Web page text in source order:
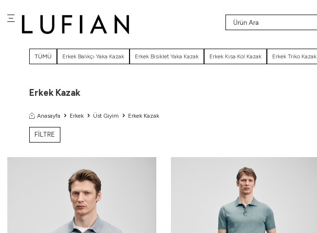
TÜMÜ Erkek Balıkçı Yaka Kazak Erkek Bisiklet Yaka Kazak Erkek Kısa Kol Kazak Erkek Triko Kazak
Erkek Kazak
Anasayfa Erkek Üst Giyim Erkek Kazak
FİLTRE